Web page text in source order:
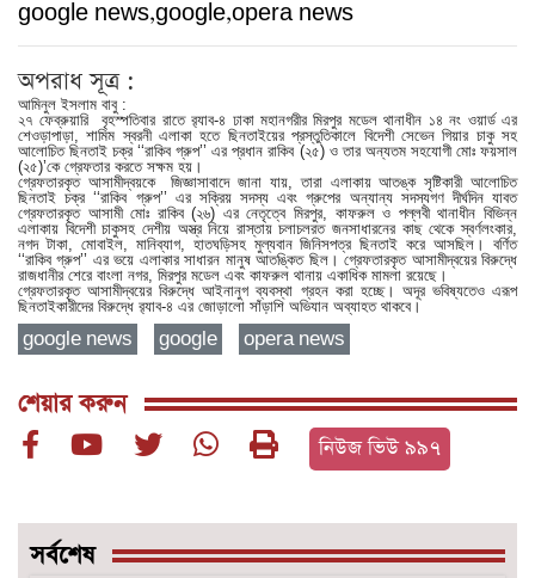
google news,google,opera news
অপরাধ সূত্র :
আমিনুল ইসলাম বাবু :
২৭ ফেব্রুয়ারি বৃহস্পতিবার রাতে র‌্যাব-৪ ঢাকা মহানগরীর মিরপুর মডেল থানাধীন ১৪ নং ওয়ার্ড এর
শেওড়াপাড়া, শামিম স্বরনী এলাকা হতে ছিনতাইয়ের প্রস্তুতিকালে বিদেশী সেভেন গিয়ার চাকু সহ
আলোচিত ছিনতাই চক্র ‘‘রাকিব গ্রুপ’’ এর প্রধান রাকিব (২৫) ও তার অন্যতম সহযোগী মোঃ ফয়সাল
(২৫)’কে গ্রেফতার করতে সক্ষম হয়।
গ্রেফতারকৃত আসামীদ্বয়কে জিজ্ঞাসাবাদে জানা যায়, তারা এলাকায় আতঙ্ক সৃষ্টিকারী আলোচিত
ছিনতাই চক্র ‘‘রাকিব গ্রুপ’’ এর সক্রিয় সদস্য এবং গ্রুপের অন্যান্য সদস্যগণ দীর্ঘদিন যাবত
গ্রেফতারকৃত আসামী মোঃ রাকিব (২৬) এর নেতৃত্বে মিরপুর, কাফরুল ও পল্লবী থানাধীন বিভিন্ন
এলাকায় বিদেশী চাকুসহ দেশীয় অস্ত্র নিয়ে রাস্তায় চলাচলরত জনসাধারনের কাছ থেকে স্বর্ণলংকার,
নগদ টাকা, মোবাইল, মানিব্যাগ, হাতঘড়িসহ মুল্যবান জিনিসপত্র ছিনতাই করে আসছিল। বর্ণিত
‘‘রাকিব গ্রুপ’’ এর ভয়ে এলাকার সাধারন মানুষ আতঙ্কিত ছিল। গ্রেফতারকৃত আসামীদ্বয়ের বিরুদ্ধে
রাজধানীর শেরে বাংলা নগর, মিরপুর মডেল এবং কাফরুল থানায় একাধিক মামলা রয়েছে।
গ্রেফতারকৃত আসামীদ্বয়ের বিরুদ্ধে আইনানুগ ব্যবস্থা গ্রহন করা হচ্ছে। অদূর ভবিষ্যতেও এরূপ
ছিনতাইকারীদের বিরুদ্ধে র‌্যাব-৪ এর জোড়ালো সাঁড়াশি অভিযান অব্যাহত থাকবে।
google news google opera news
শেয়ার করুন
নিউজ ভিউ ৯৯৭
সর্বশেষ